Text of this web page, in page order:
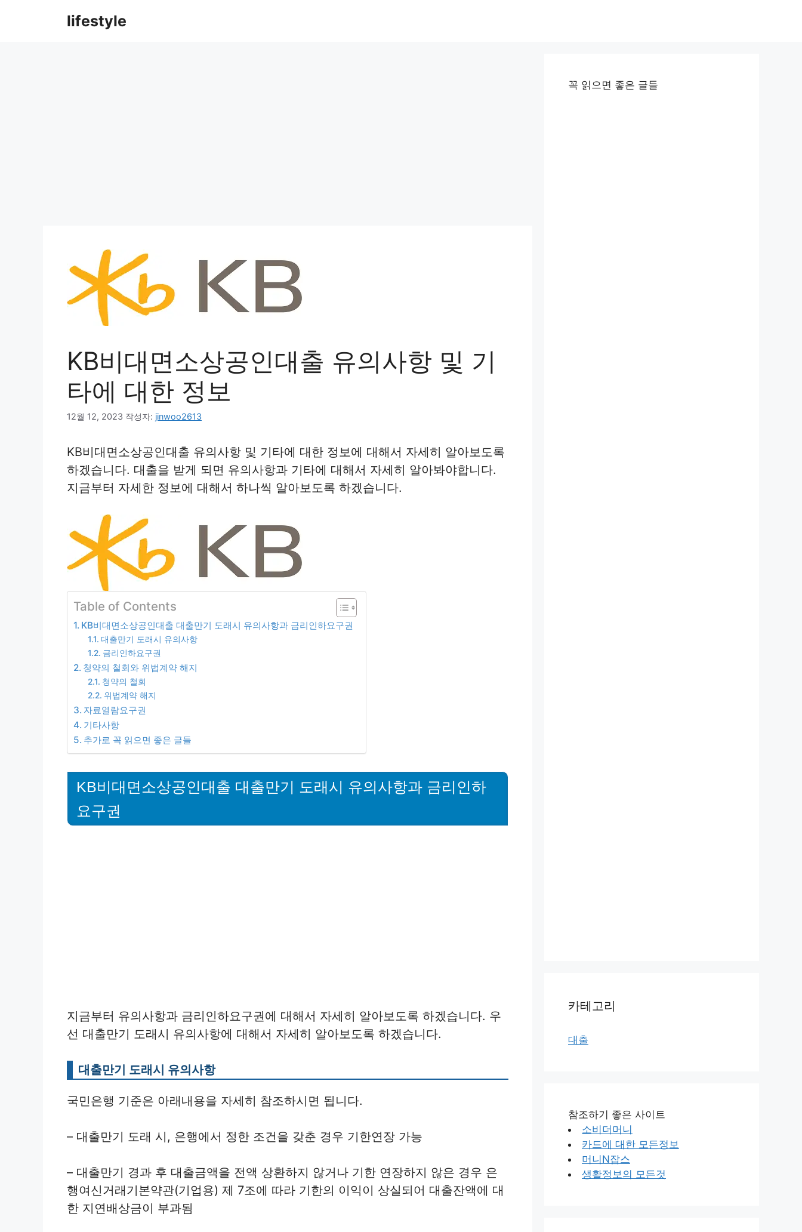
lifestyle
KB비대면소상공인대출 유의사항 및 기
타에 대한 정보
12월 12, 2023 작성자: jinwoo2613
KB비대면소상공인대출 유의사항 및 기타에 대한 정보에 대해서 자세히 알아보도록
하겠습니다. 대출을 받게 되면 유의사항과 기타에 대해서 자세히 알아봐야합니다.
지금부터 자세한 정보에 대해서 하나씩 알아보도록 하겠습니다.
Table of Contents
KB비대면소상공인대출 대출만기 도래시 유의사항과 금리인하요구권
대출만기 도래시 유의사항
금리인하요구권
청약의 철회와 위법계약 해지
청약의 철회
위법계약 해지
자료열람요구권
기타사항
추가로 꼭 읽으면 좋은 글들
KB비대면소상공인대출 대출만기 도래시 유의사항과 금리인하
요구권
지금부터 유의사항과 금리인하요구권에 대해서 자세히 알아보도록 하겠습니다. 우
선 대출만기 도래시 유의사항에 대해서 자세히 알아보도록 하겠습니다.
대출만기 도래시 유의사항
국민은행 기준은 아래내용을 자세히 참조하시면 됩니다.
– 대출만기 도래 시, 은행에서 정한 조건을 갖춘 경우 기한연장 가능
– 대출만기 경과 후 대출금액을 전액 상환하지 않거나 기한 연장하지 않은 경우 은
행여신거래기본약관(기업용) 제 7조에 따라 기한의 이익이 상실되어 대출잔액에 대
한 지연배상금이 부과됨
꼭 읽으면 좋은 글들
카테고리
대출
참조하기 좋은 사이트
소비더머니
카드에 대한 모든정보
머니N잡스
생활정보의 모든것